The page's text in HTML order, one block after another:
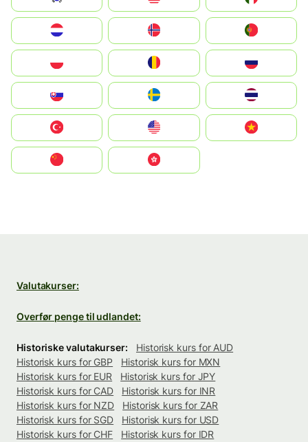
United States
中國香港特別行政區
Valutakurser:
Overfør penge til udlandet:
Historiske valutakurser:
Historisk kurs for AUD
Historisk kurs for GBP
Historisk kurs for MXN
Historisk kurs for EUR
Historisk kurs for JPY
Historisk kurs for CAD
Historisk kurs for INR
Historisk kurs for NZD
Historisk kurs for ZAR
Historisk kurs for SGD
Historisk kurs for USD
Historisk kurs for CHF
Historisk kurs for IDR